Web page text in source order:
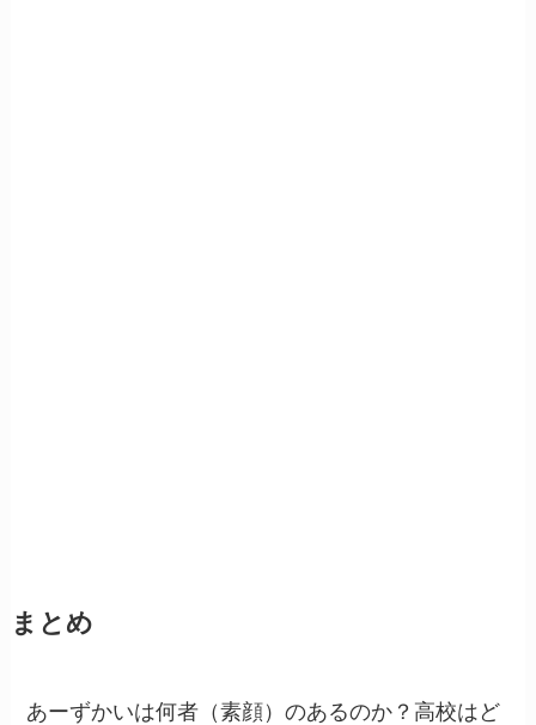
まとめ
あーずかいは何者（素顔）のあるのか？高校はど